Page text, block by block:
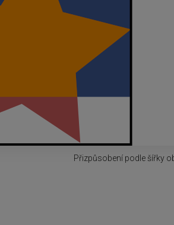
Přizpůsobení podle šířky